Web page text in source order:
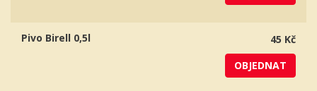
45 Kč
Pivo Birell 0,5l
OBJEDNAT